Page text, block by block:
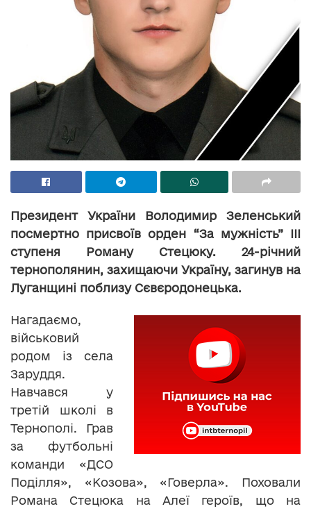
Президент України Володимир Зеленський
посмертно присвоїв орден “За мужність” ІІІ
ступеня Роману Стецюку. 24-річний
тернополянин, захищаючи Україну, загинув на
Луганщині поблизу Сєвєродонецька.
Нагадаємо,
військовий
родом із села
Заруддя.
Навчався у
третій школі в
Тернополі. Грав
за футбольні
команди «ДСО
Поділля», «Козова», «Говерла». Поховали
Романа Стецюка на Алеї героїв, що на